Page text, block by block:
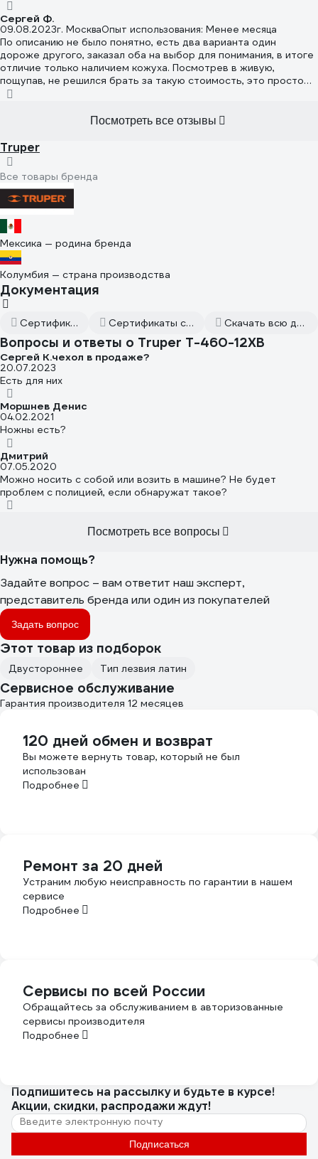
Сергей Ф.
09.08.2023г. МоскваОпыт использования: Менее месяца
По описанию не было понятно, есть два варианта один
дороже другого, заказал оба на выбор для понимания, в итоге
отличие только наличием кожуха. Посмотрев в живую,
пощупав, не решился брать за такую стоимость, это просто
трэш, не понимаю кто там доволен это жестянкой и какие
и даром бы не взял, а кожух так это вообще шедевр. Спасибо
Посмотреть все отзывы
Truper
Все товары бренда
Мексика — родина бренда
Колумбия — страна производства
Документация
Сертификат дилера Сертификаты соответствия Скачать всю документацию
Вопросы и ответы о Truper T-460-12XB
Сергей К.чехол в продаже?
20.07.2023
Есть для них
Моршнев Денис
04.02.2021
Ножны есть?
Дмитрий
07.05.2020
Можно носить с собой или возить в машине? Не будет
проблем с полицией, если обнаружат такое?
Посмотреть все вопросы
Нужна помощь?
Задайте вопрос – вам ответит наш эксперт,
представитель бренда или один из покупателей
Задать вопрос
Этот товар из подборок
Двустороннее Тип лезвия латин
Сервисное обслуживание
Гарантия производителя 12 месяцев
120 дней обмен и возврат
Вы можете вернуть товар, который не был
использован
Подробнее
Ремонт за 20 дней
Устраним любую неисправность по гарантии в нашем
сервисе
Подробнее
Сервисы по всей России
Обращайтесь за обслуживанием в авторизованные
сервисы производителя
Подробнее
Подпишитесь на рассылкуи будьте в курсе!
Акции, скидки, распродажи ждут!
Подписаться